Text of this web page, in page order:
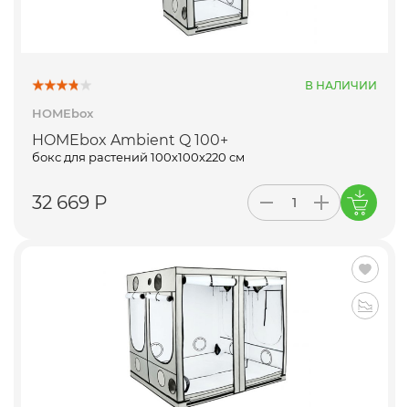
В НАЛИЧИИ
HOMEbox
HOMEbox Ambient Q 100+
бокс для растений 100х100х220 см
32 669 Р